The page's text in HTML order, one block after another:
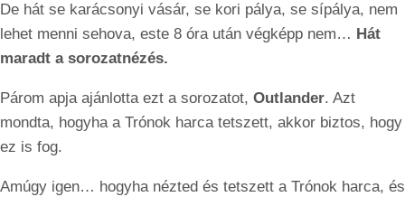
De hát se karácsonyi vásár, se kori pálya, se sípálya, nem
lehet menni sehova, este 8 óra után végképp nem… Hát
maradt a sorozatnézés.
Párom apja ajánlotta ezt a sorozatot, Outlander. Azt
mondta, hogyha a Trónok harca tetszett, akkor biztos, hogy
ez is fog.
Amúgy igen… hogyha nézted és tetszett a Trónok harca, és